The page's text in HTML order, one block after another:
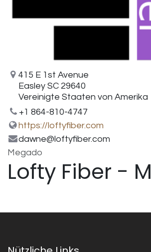
415 E 1st Avenue
Easley SC 29640
Vereinigte Staaten von Amerika
+1 864-810-4747
https://loftyfiber.com
dawne@loftyfiber.com
Megado
Lofty Fiber - M